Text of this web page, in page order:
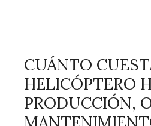
CUÁNTO
HELICÓPTERO
PRODUCCIÓN,